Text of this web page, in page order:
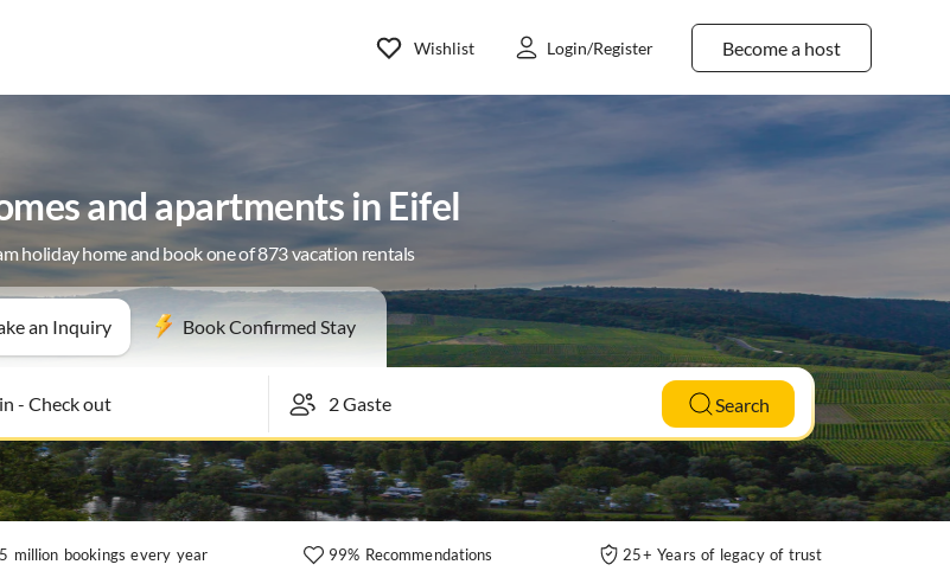
Become a host
Wishlist Login/Register
and apartments in Eifel
holiday home and book one of 873 vacation rentals
an Inquiry Book Confirmed Stay
- Check out Search
million bookings every year 99% Recommendations 25+ Years of legacy of trust